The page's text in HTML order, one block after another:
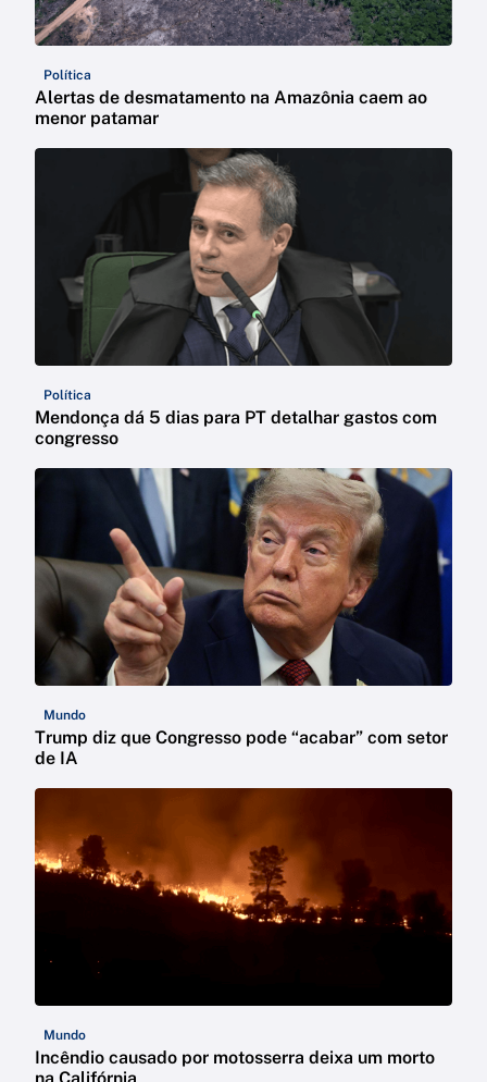
Política
Alertas de desmatamento na Amazônia caem ao
menor patamar
Política
Mendonça dá 5 dias para PT detalhar gastos com
congresso
Mundo
Trump diz que Congresso pode “acabar” com setor
de IA
Mundo
Incêndio causado por motosserra deixa um morto